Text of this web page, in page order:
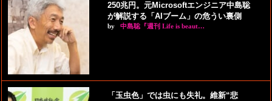
250兆円。元Microsoftエンジニア中島聡
が解説する「AIブーム」の危うい裏側
by 中島聡『週刊 Life is beaut…
「玉虫色」では虫にも失礼。維新“悲